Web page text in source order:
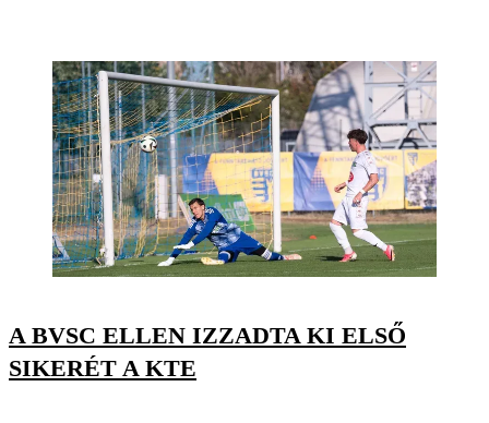
A BVSC ELLEN IZZADTA KI ELSŐ
SIKERÉT A KTE